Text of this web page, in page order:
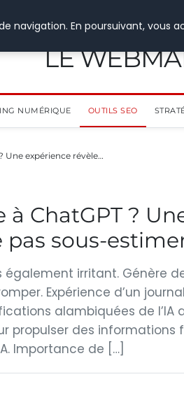
LE
NUMÉRIQUE OUTILS SEO
Une expérience révèle…
ChatGPT ?
pas sous-
également irritant. Génère
Expérience d’un
alambiquées de l’IA
propulser des
Importance de […]
navigation. En poursuivant, vous